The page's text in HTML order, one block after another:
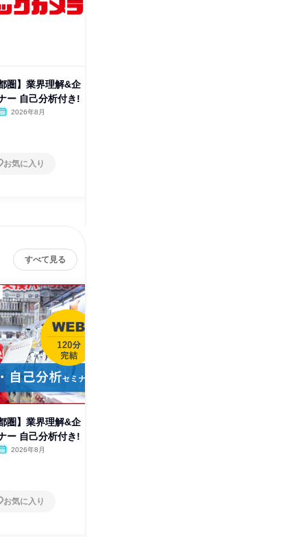
圏】業界理解&企
ー 自己分析付き!
2026年8月
お気に入り
すべて見る
圏】業界理解&企
ー 自己分析付き!
2026年8月
お気に入り